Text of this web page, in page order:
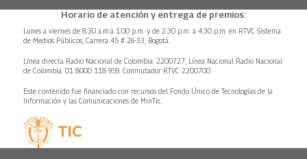
Horario de atención y entrega de premios:
Lunes a viernes de 8:30 a.m.a 1:00 p.m. y de 2:30 p.m. a 4:30 p.m. en RTVC Sistema
de Medios Públicos, Carrera 45 # 26-33, Bogotá.
Línea directa Radio Nacional de Colombia: 2200727, Línea Nacional Radio Nacional
de Colombia: 01 8000 118 959. Conmutador RTVC 2200700
Este contenido fue financiado con recursos del Fondo Único de Tecnologías de la
Información y las Comunicaciones de MinTic.